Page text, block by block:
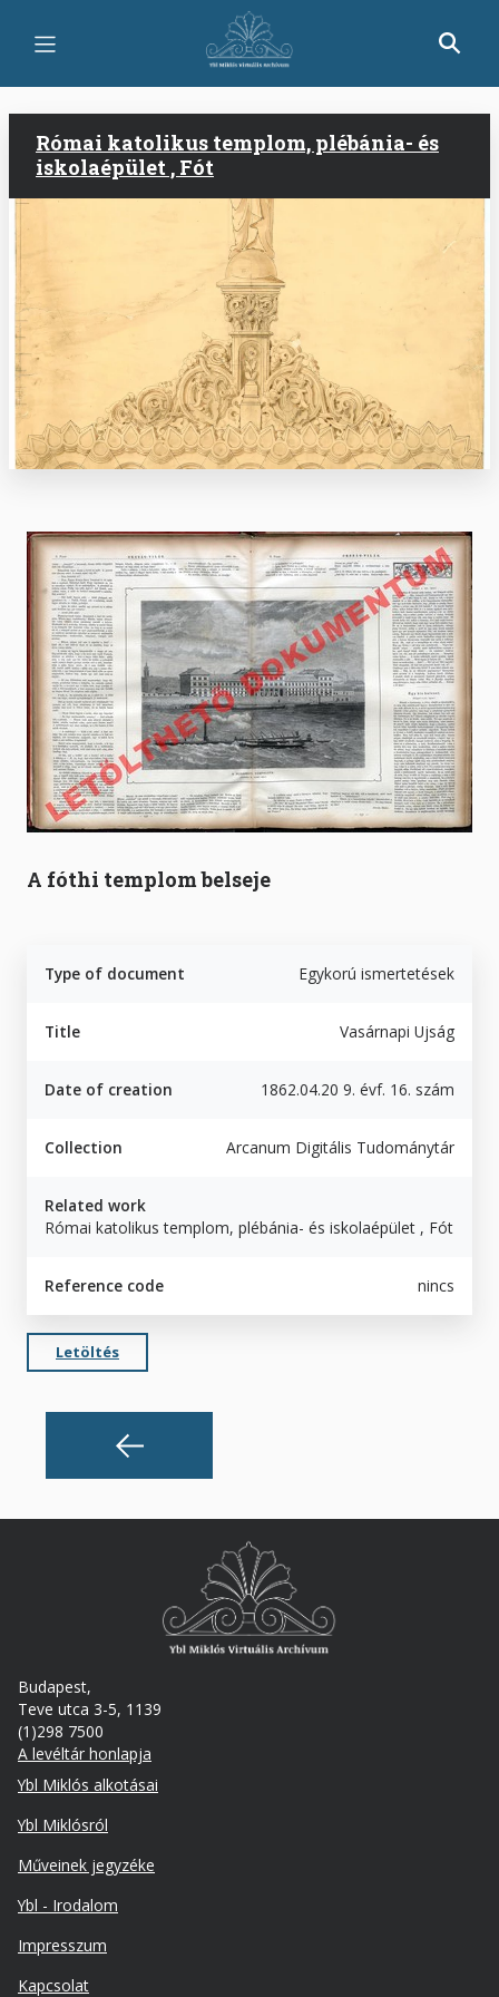
main
Római katolikus templom, plébánia- és
iskolaépület , Fót
A fóthi templom belseje
Type of document Egykorú ismertetések
Title Vasárnapi Ujság
Date of creation 1862.04.20 9. évf. 16. szám
Collection Arcanum Digitális Tudománytár
Related work
Római katolikus templom, plébánia- és iskolaépület , Fót
Reference code nincs
Letöltés
Budapest,
Teve utca 3-5, 1139
(1)298 7500
A levéltár honlapja
Footer
Ybl Miklós alkotásai
Ybl Miklósról
Műveinek jegyzéke
Ybl - Irodalom
Lábléc
másodlagos
Impresszum
Kapcsolat